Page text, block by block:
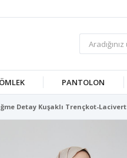
PANTOLON
Detay Kuşaklı Trençkot-Lacivert